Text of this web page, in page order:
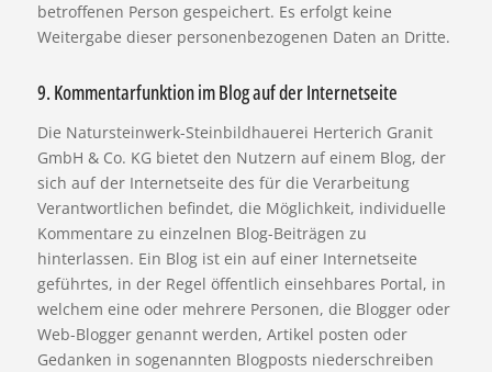
betroffenen Person gespeichert. Es erfolgt keine
Weitergabe dieser personenbezogenen Daten an Dritte.
9. Kommentarfunktion im Blog auf der Internetseite
Die Natursteinwerk-Steinbildhauerei Herterich Granit
GmbH & Co. KG bietet den Nutzern auf einem Blog, der
sich auf der Internetseite des für die Verarbeitung
Verantwortlichen befindet, die Möglichkeit, individuelle
Kommentare zu einzelnen Blog-Beiträgen zu
hinterlassen. Ein Blog ist ein auf einer Internetseite
geführtes, in der Regel öffentlich einsehbares Portal, in
welchem eine oder mehrere Personen, die Blogger oder
Web-Blogger genannt werden, Artikel posten oder
Gedanken in sogenannten Blogposts niederschreiben